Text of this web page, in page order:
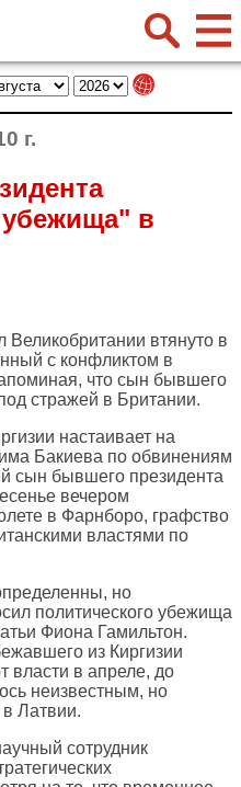
г.
в
Великобритании втянуто в
с конфликтом в
что сын бывшего
стражей в Британии.
настаивает на
Бакиева по обвинениям
сын бывшего президента
вечером
в Фарнборо, графство
властями по
но
политического убежища
Фиона Гамильтон.
из Киргизии
власти в апреле, до
неизвестным, но
в Латвии.
сотрудник